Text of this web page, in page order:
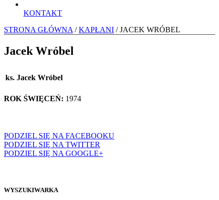
KONTAKT
STRONA GŁÓWNA /KAPŁANI / JACEK WRÓBEL
Jacek Wróbel
ks. Jacek Wróbel
ROK ŚWIĘCEŃ: 1974
PODZIEL SIĘ NA FACEBOOKU
PODZIEL SIĘ NA TWITTER
PODZIEL SIĘ NA GOOGLE+
WYSZUKIWARKA